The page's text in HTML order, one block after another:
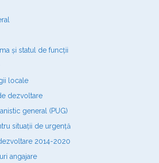
și statul de funcții
locale
dezvoltare
general (PUG)
situații de urgență
2014-2020
angajare